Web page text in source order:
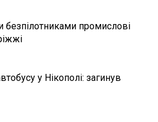
безпілотниками промислові
у Нікополі: загинув